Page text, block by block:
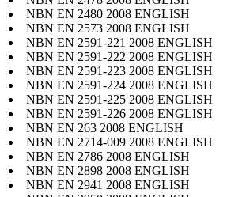
NBN EN 2480 2008 ENGLISH
NBN EN 2573 2008 ENGLISH
NBN EN 2591-221 2008 ENGLISH
NBN EN 2591-222 2008 ENGLISH
NBN EN 2591-223 2008 ENGLISH
NBN EN 2591-224 2008 ENGLISH
NBN EN 2591-225 2008 ENGLISH
NBN EN 2591-226 2008 ENGLISH
NBN EN 263 2008 ENGLISH
NBN EN 2714-009 2008 ENGLISH
NBN EN 2786 2008 ENGLISH
NBN EN 2898 2008 ENGLISH
NBN EN 2941 2008 ENGLISH